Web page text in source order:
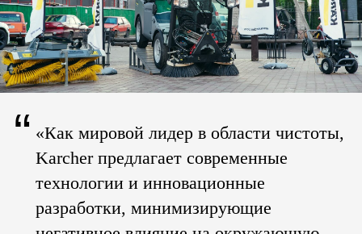
“ «Как мировой лидер в области чистоты,
Karcher предлагает современные
технологии и инновационные
разработки, минимизирующие